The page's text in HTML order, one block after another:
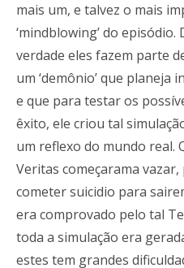
mais um, e talvez o mais
‘mindblowing’ do
verdade eles fazem parte
um ‘demônio’ que planeja
e que para testar os
êxito, ele criou tal
um reflexo do mundo real.
Veritas começarama
cometer suicidio para
era comprovado pelo tal
toda a simulação era
estes tem grandes